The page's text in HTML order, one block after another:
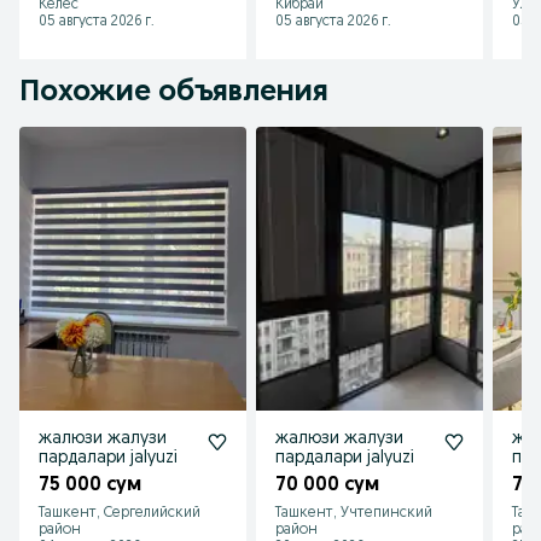
Келес
05 августа 2026 г.
Кибрай
05 августа 2026 г.
05
Похожие объявления
жалюзи жалузи
пардалари jalyuzi
75 000 сум
Ташкент, Сергелийский
район
жалюзи жалузи
пардалари jalyuzi
70 000 сум
Ташкент, Учтепинский
район
75